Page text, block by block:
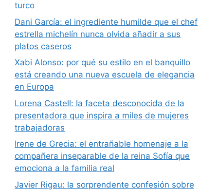
turco
Dani García: el ingrediente humilde que el chef
estrella michelín nunca olvida añadir a sus
platos caseros
Xabi Alonso: por qué su estilo en el banquillo
está creando una nueva escuela de elegancia
en Europa
Lorena Castell: la faceta desconocida de la
presentadora que inspira a miles de mujeres
trabajadoras
Irene de Grecia: el entrañable homenaje a la
compañera inseparable de la reina Sofía que
emociona a la familia real
Javier Rigau: la sorprendente confesión sobre